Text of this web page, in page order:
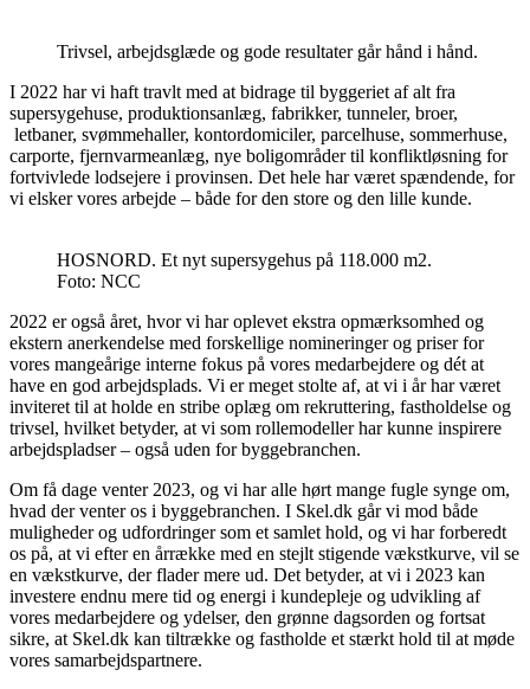
Trivsel, arbejdsglæde og gode resultater går hånd i hånd.
I 2022 har vi haft travlt med at bidrage til byggeriet af alt fra
supersygehuse, produktionsanlæg, fabrikker, tunneler, broer,
letbaner, svømmehaller, kontordomiciler, parcelhuse, sommerhuse,
carporte, fjernvarmeanlæg, nye boligområder til konfliktløsning for
fortvivlede lodsejere i provinsen. Det hele har været spændende, for
vi elsker vores arbejde – både for den store og den lille kunde.
HOSNORD. Et nyt supersygehus på 118.000 m2.
Foto: NCC
2022 er også året, hvor vi har oplevet ekstra opmærksomhed og
ekstern anerkendelse med forskellige nomineringer og priser for
vores mangeårige interne fokus på vores medarbejdere og dét at
have en god arbejdsplads. Vi er meget stolte af, at vi i år har været
inviteret til at holde en stribe oplæg om rekruttering, fastholdelse og
trivsel, hvilket betyder, at vi som rollemodeller har kunne inspirere
arbejdspladser – også uden for byggebranchen.
Om få dage venter 2023, og vi har alle hørt mange fugle synge om,
hvad der venter os i byggebranchen. I Skel.dk går vi mod både
muligheder og udfordringer som et samlet hold, og vi har forberedt
os på, at vi efter en årrække med en stejlt stigende vækstkurve, vil se
en vækstkurve, der flader mere ud. Det betyder, at vi i 2023 kan
investere endnu mere tid og energi i kundepleje og udvikling af
vores medarbejdere og ydelser, den grønne dagsorden og fortsat
sikre, at Skel.dk kan tiltrække og fastholde et stærkt hold til at møde
vores samarbejdspartnere.